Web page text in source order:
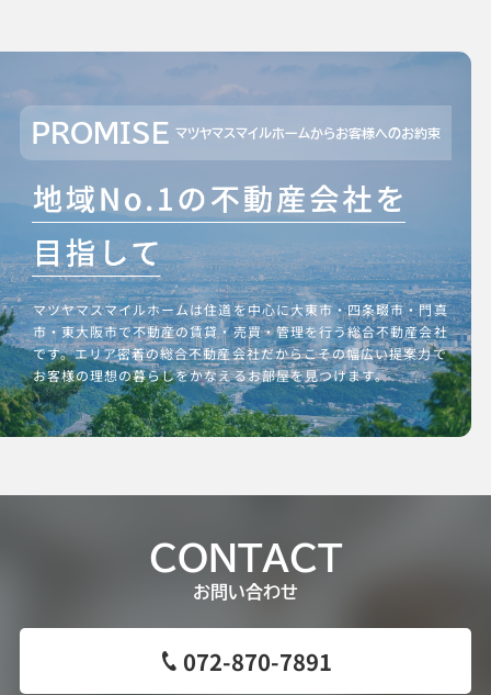
PROMISE マツヤマスマイルホームからお客様へのお約束
マツヤマスマイルホームは住道を中心に大東市・四条畷市・門真
市・東大阪市で不動産の賃貸・売買・管理を行う総合不動産会社
です。エリア密着の総合不動産会社だからこその幅広い提案力で
お客様の理想の暮らしをかなえるお部屋を見つけます。
CONTACT
お問い合わせ
072-870-7891